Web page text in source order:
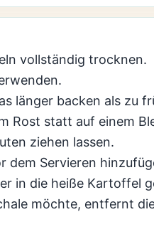
vollständig trocknen.
länger backen als zu
Rost statt auf einem
ziehen lassen.
dem Servieren
in die heiße Kartoffel
möchte, entfernt